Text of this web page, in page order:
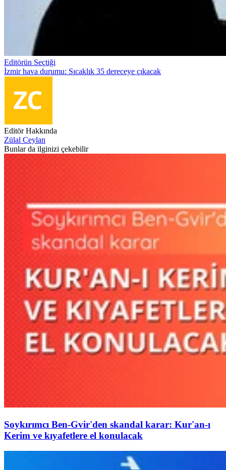
Editörün Seçtiği
İzmir hava durumu: Sıcaklık 35 dereceye çıkacak
Editör Hakkında
Zülal Ceylan
Bunlar da ilginizi çekebilir
Soykırımcı Ben-Gvir'den skandal karar: Kur'an-ı
Kerim ve kıyafetlere el konulacak